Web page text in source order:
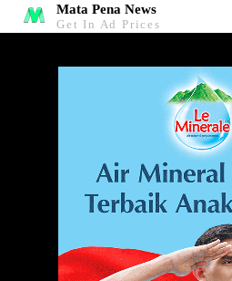
Mata Pena News
Get In Ad Prices